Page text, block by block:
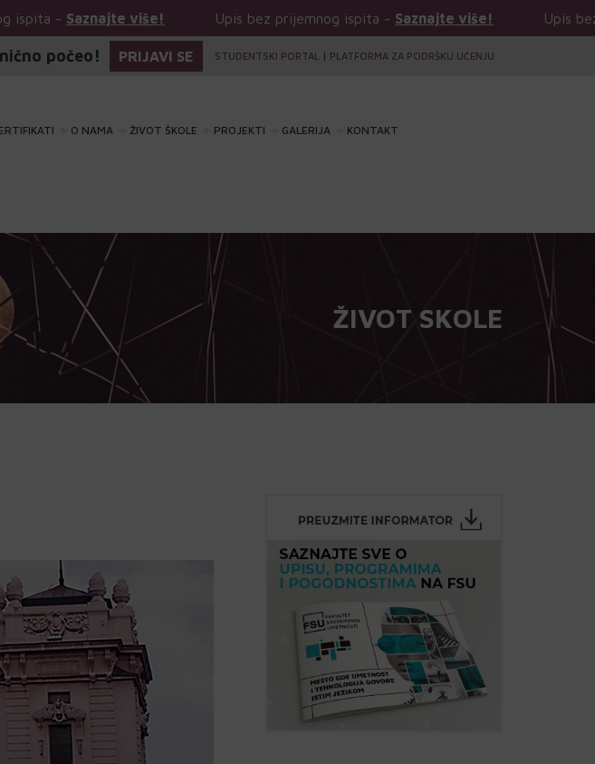
Upis bez prijemnog ispita -Saznajte više! Upis bez prijemnog ispita -
počeo! PRIJAVI SE STUDENTSKI PORTAL | PLATFORMA ZA PODRŠKU UČENJU
O NAMA ŽIVOT ŠKOLE PROJEKTI GALERIJA KONTAKT
ŽIVOT SKOLE